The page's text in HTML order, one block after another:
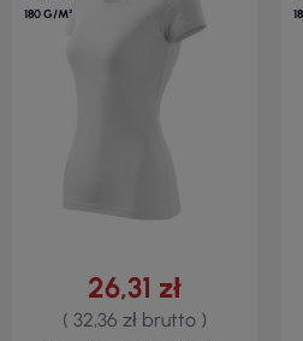
180 G/M²
26,31 zł
( 32,36 zł brutto )